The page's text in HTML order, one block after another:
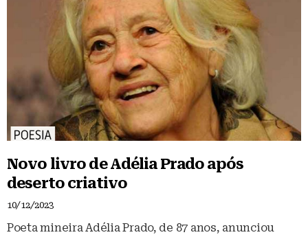
Novo livro de Adélia Prado após
deserto criativo
10/12/2023
Poeta mineira Adélia Prado, de 87 anos, anunciou